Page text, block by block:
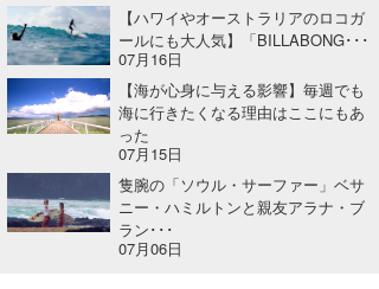
【ハワイやオーストラリアのロコガ
ールにも大人気】「BILLABONG･･･
07月16日
【海が心身に与える影響】毎週でも
海に行きたくなる理由はここにもあ
った
07月15日
隻腕の「ソウル・サーファー」ベサ
ニー・ハミルトンと親友アラナ・ブ
ラン･･･
07月06日